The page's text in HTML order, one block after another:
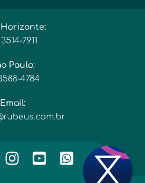
Horizonte:
3514-7911​
Paulo:
3588-4784​
Email:​